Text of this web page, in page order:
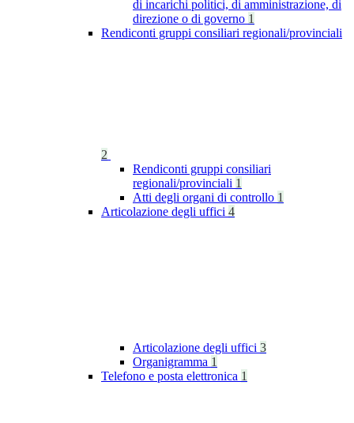
di incarichi politici, di amministrazione, di
direzione o di governo 1
Rendiconti gruppi consiliari regionali/provinciali
2
Rendiconti gruppi consiliari
regionali/provinciali 1
Atti degli organi di controllo 1
Articolazione degli uffici 4
Articolazione degli uffici 3
Organigramma 1
Telefono e posta elettronica 1